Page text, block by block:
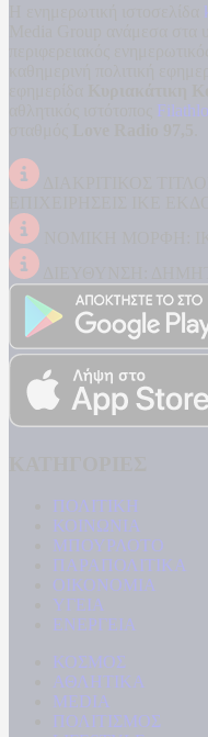
ΠΟΛΙΤΙΚΗ
ΚΟΙΝΩΝΙΑ
ΜΠΟΥΡΛΟΤΟ
ΠΑΡΑΠΟΛΙΤΙΚΑ
ΟΙΚΟΝΟΜΙΑ
ΥΓΕΙΑ
ΕΝΕΡΓΕΙΑ
ΚΟΣΜΟΣ
ΑΘΛΗΤΙΚΑ
MEDIA
ΠΟΛΙΤΙΣΜΟΣ